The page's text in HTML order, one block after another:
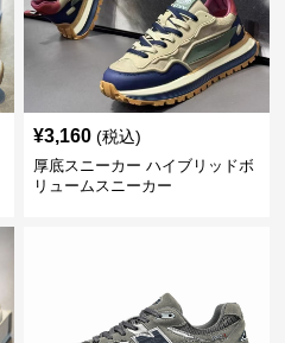
¥3,160 (税込)
厚底スニーカー ハイブリッドボ
リュームスニーカー